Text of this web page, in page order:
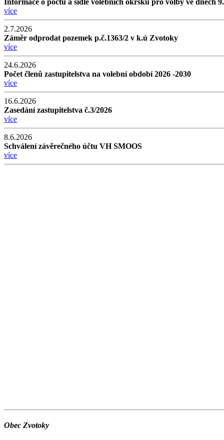
více
2.7.2026
Záměr odprodat pozemek p.č.1363/2 v k.ú Zvotoky
více
24.6.2026
Počet členů zastupitelstva na volební období 2026 -2030
více
16.6.2026
Zasedání zastupitelstva č.3/2026
více
8.6.2026
Schválení závěrečného účtu VH SMOOS
více
Obec Zvotoky